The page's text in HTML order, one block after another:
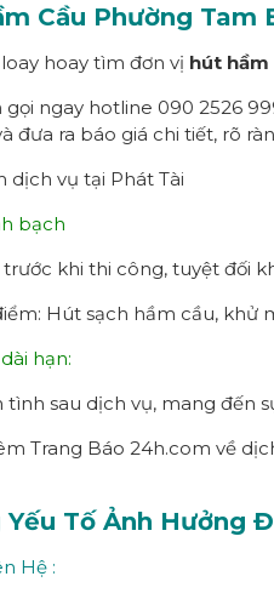
Cầu Phường Tam
hoay tìm đơn vị hút hầm
gọi ngay hotline 090 2526
đưa ra báo giá chi tiết, rõ
dịch vụ tại Phát Tài
bạch
trước khi thi công, tuyệt đối
Hút sạch hầm cầu, khử
hạn:
tình sau dịch vụ, mang đến
Trang Báo 24h.com về
Yếu Tố Ảnh Hưởng
Hệ :